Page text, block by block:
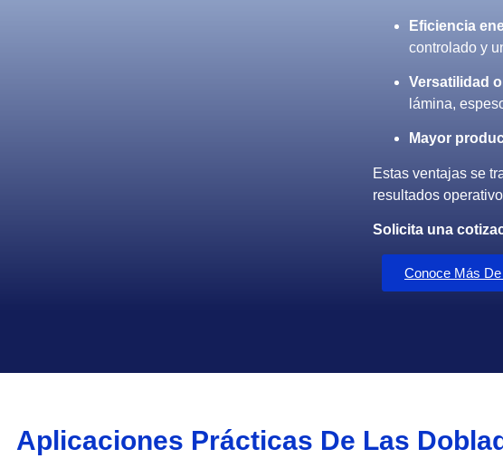
Eficiencia
controlado y
Versatilidad
lámina,
Mayor
Estas ventajas se
resultados
Solicita una
Conoce Más
Aplicaciones Prácticas De Las